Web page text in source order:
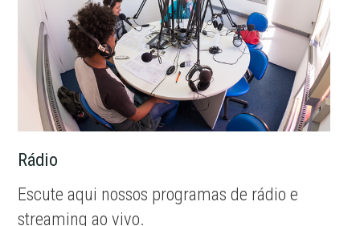
Rádio
Escute aqui nossos programas de rádio e
streaming ao vivo.